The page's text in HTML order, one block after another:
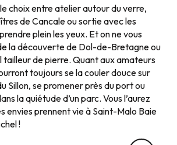
choix entre atelier autour du verre,
de Cancale ou sortie avec les
plein les yeux. Et on ne vous
la découverte de Dol-de-Bretagne ou
tailleur de pierre. Quant aux amateurs
toujours se la couler douce sur
Sillon, se promener près du port ou
la quiétude d’un parc. Vous l’aurez
envies prennent vie à Saint-Malo Baie
!
FAIRE LE CIRCUIT